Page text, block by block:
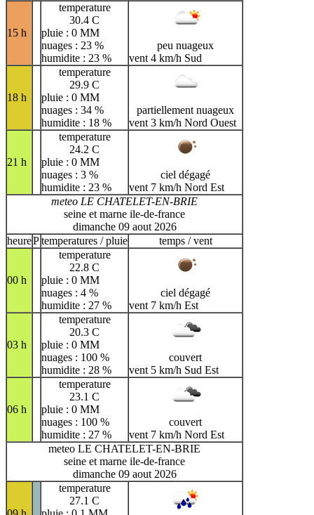
15 h
temperature
30.4 C
pluie : 0 MM
nuages : 23 %
humidite : 23 %
peu nuageux
vent 4 km/h Sud
18 h
temperature
29.9 C
pluie : 0 MM
nuages : 34 %
humidite : 18 %
partiellement nuageux
vent 3 km/h Nord Ouest
21 h
temperature
24.2 C
pluie : 0 MM
nuages : 3 %
humidite : 23 %
ciel dégagé
vent 7 km/h Nord Est
meteo LE CHATELET-EN-BRIE
seine et marne ile-de-france
dimanche 09 aout 2026
heurePtemperatures / pluie temps / vent
00 h
temperature
22.8 C
pluie : 0 MM
nuages : 4 %
humidite : 27 %
ciel dégagé
vent 7 km/h Est
03 h
temperature
20.3 C
pluie : 0 MM
nuages : 100 %
humidite : 28 %
couvert
vent 5 km/h Sud Est
06 h
temperature
23.1 C
pluie : 0 MM
nuages : 100 %
humidite : 27 %
couvert
vent 7 km/h Nord Est
meteo LE CHATELET-EN-BRIE
seine et marne ile-de-france
dimanche 09 aout 2026
temperature
27.1 C